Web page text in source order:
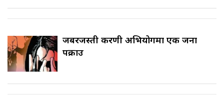
जबरजस्ती करणी अभियोगमा एक जना
पक्राउ